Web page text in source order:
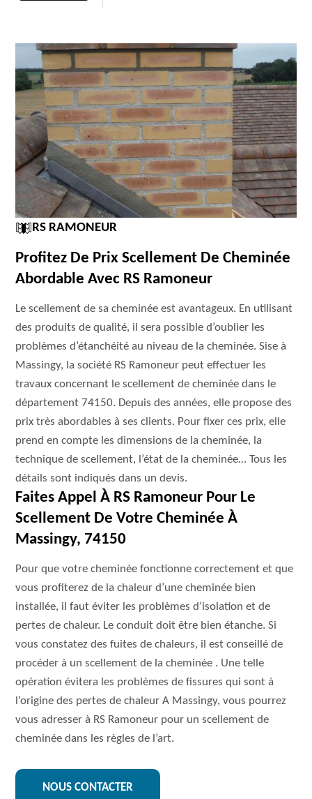
RS RAMONEUR
Profitez De Prix Scellement De Cheminée
Abordable Avec RS Ramoneur
Le scellement de sa cheminée est avantageux. En utilisant
des produits de qualité, il sera possible d’oublier les
problèmes d’étanchéité au niveau de la cheminée. Sise à
Massingy, la société RS Ramoneur peut effectuer les
travaux concernant le scellement de cheminée dans le
département 74150. Depuis des années, elle propose des
prix très abordables à ses clients. Pour fixer ces prix, elle
prend en compte les dimensions de la cheminée, la
technique de scellement, l’état de la cheminée… Tous les
détails sont indiqués dans un devis.
Faites Appel À RS Ramoneur Pour Le
Scellement De Votre Cheminée À
Massingy, 74150
Pour que votre cheminée fonctionne correctement et que
vous profiterez de la chaleur d’une cheminée bien
installée, il faut éviter les problèmes d’isolation et de
pertes de chaleur. Le conduit doit être bien étanche. Si
vous constatez des fuites de chaleurs, il est conseillé de
procéder à un scellement de la cheminée . Une telle
opération évitera les problèmes de fissures qui sont à
l’origine des pertes de chaleur A Massingy, vous pourrez
vous adresser à RS Ramoneur pour un scellement de
cheminée dans les règles de l’art.
NOUS CONTACTER